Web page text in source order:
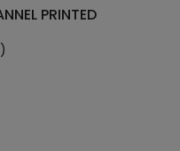
PRINTED